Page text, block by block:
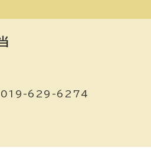
：019-629-6274